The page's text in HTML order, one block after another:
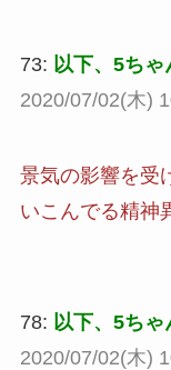
73: 以下、5ち
2020/07/02(木)
景気の影響を受
いこんでる精神
78: 以下、5ち
2020/07/02(木)